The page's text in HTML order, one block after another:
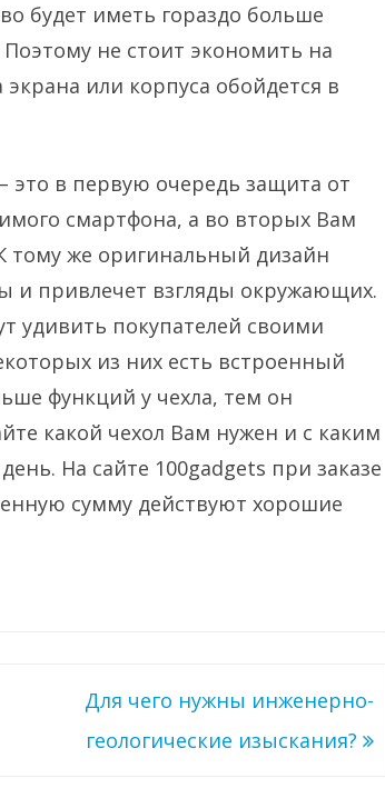
будет иметь гораздо больше
не стоит экономить на
или корпуса обойдется в
это в первую очередь защита от
смартфона, а во вторых Вам
тому же оригинальный дизайн
и привлечет взгляды окружающих.
удивить покупателей своими
из них есть встроенный
функций у чехла, тем он
какой чехол Вам нужен и с каким
На сайте 100gadgets при заказе
сумму действуют хорошие
Для чего нужны инженерно-
геологические изыскания?